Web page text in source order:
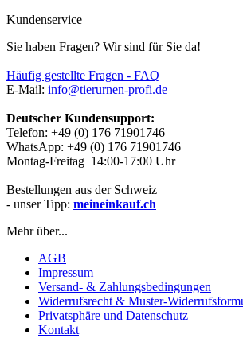
Kundenservice
Sie haben Fragen? Wir sind für Sie da!
Häufig gestellte Fragen - FAQ
E-Mail: info@tierurnen-profi.de
Deutscher Kundensupport:
Telefon: +49 (0) 176 71901746
WhatsApp: +49 (0) 176 71901746
Montag-Freitag 14:00-17:00 Uhr
Bestellungen aus der Schweiz
- unser Tipp: meineinkauf.ch
Mehr über...
AGB
Impressum
Versand- & Zahlungsbedingungen
Widerrufsrecht & Muster-
Privatsphäre und Datenschutz
Kontakt